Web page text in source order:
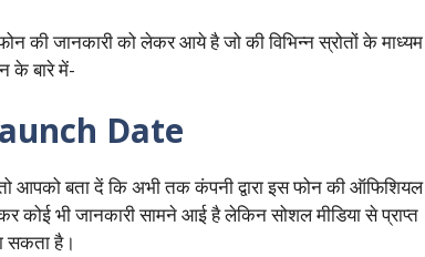
जानकारी को लेकर आये है जो की विभिन्न स्रोतों के माध्यम
के बारे में-
Date
आपको बता दें कि अभी तक कंपनी द्वारा इस फोन की ऑफिशियल
कोई भी जानकारी सामने आई है लेकिन सोशल मीडिया से प्राप्त
सकता है।